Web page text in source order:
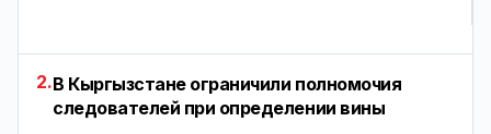
2.В Кыргызстане ограничили полномочия
следователей при определении вины